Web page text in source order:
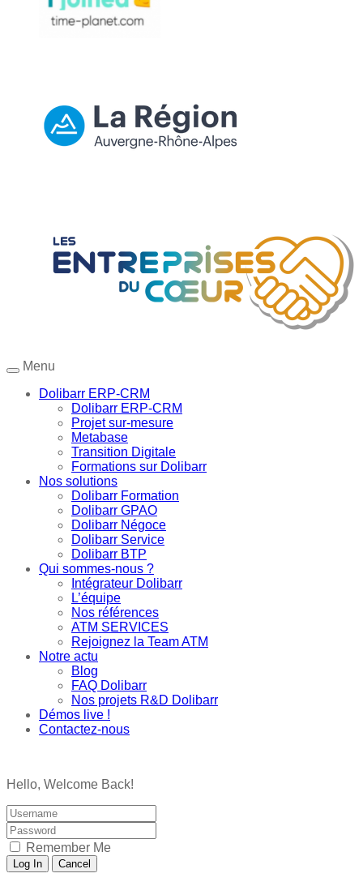
Menu
Dolibarr ERP-CRM
Dolibarr ERP-CRM
Projet sur-mesure
Metabase
Transition Digitale
Formations sur Dolibarr
Nos solutions
Dolibarr Formation
Dolibarr GPAO
Dolibarr Négoce
Dolibarr Service
Dolibarr BTP
Qui sommes-nous ?
Intégrateur Dolibarr
L’équipe
Nos références
ATM SERVICES
Rejoignez la Team ATM
Notre actu
Blog
FAQ Dolibarr
Nos projets R&D Dolibarr
Démos live !
Contactez-nous
Hello, Welcome Back!
Remember Me